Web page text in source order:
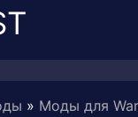
» Моды для